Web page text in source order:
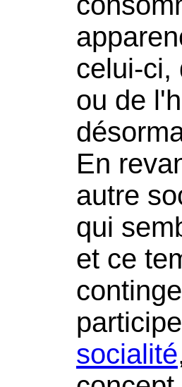
celui-ci,
ou de
En
autre
qui
et ce
socialité